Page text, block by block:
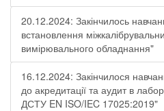
20.12.2024: Закінчилось
встановлення
вимірювального обладнання"
16.12.2024: Закінчилося
до акредитації та аудит в
ДСТУ EN ISO/IEC 17025:2019"